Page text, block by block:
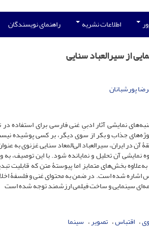
اطلاعات نشریه راهنمای نویسندگان
از سیرالعباد سنایی
پورشبانان
نمایشی آثار ادبیِ غنی فارسی برای استفاده
جذاب و بکر از سوی دیگر، بر کسی پوشیده
آن در ایران، سیرالعباد الی‌المعاد سنایی غزنوی به
نمایشی آن تحلیل و نمایانده شود. با این توصیف، به
بخش‌های متمایز اما پیوستۀ متن که
اشاره شده است. در ضمن به محتوای غنی و فلسفۀ
سینمایی و ساخت فیلمی ‌ارزشمند توجه شده است
اقتباس تصویر سینما